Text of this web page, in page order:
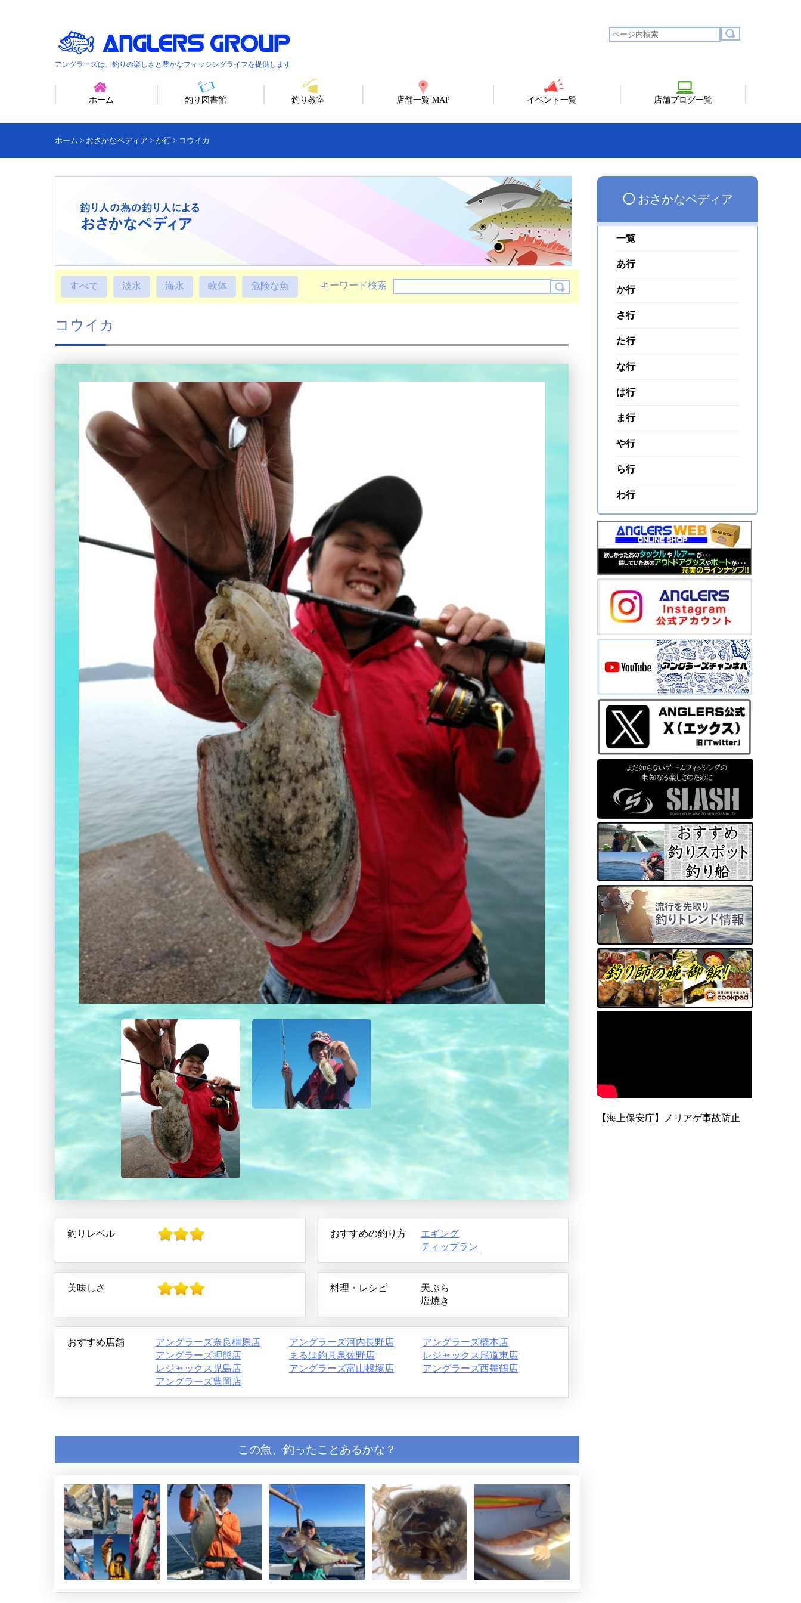
アングラーズは、釣りの楽しさと豊かなフィッシングライフを提供します
ホーム 釣り図書館 釣り教室 店舗一覧 MAP イベント一覧 店舗ブログ一覧
ホーム > おさかなペディア > か行 > コウイカ
すべて 淡水 海水 軟体 危険な魚 キーワード検索
コウイカ
釣りレベル おすすめの釣り方
エギング
ティップラン
美味しさ 料理・レシピ
天ぷら
塩焼き
おすすめ店舗 アングラーズ奈良橿原店 アングラーズ河内長野店
アングラーズ橋本店
アングラーズ押熊店
まるは釣具泉佐野店
レジャックス尾道東店
レジャックス児島店
アングラーズ富山根塚店
アングラーズ西舞鶴店
アングラーズ豊岡店
この魚、釣ったことあるかな？
◯おさかなペディア
一覧
あ行
か行
さ行
た行
な行
は行
ま行
や行
ら行
わ行
【海上保安庁】ノリアゲ事故防止